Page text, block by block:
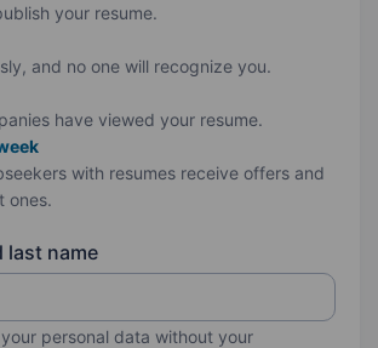
your resume.
and no one will recognize you.
have viewed your resume.
with resumes receive offers and
ones.
last name
personal data without your